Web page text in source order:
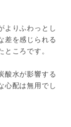
よりふわっとし
差を感じられる
ころです。
酸水が影響する
心配は無用でし